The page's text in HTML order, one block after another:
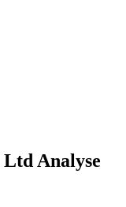
Ltd Analyse